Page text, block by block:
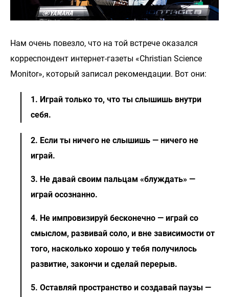
Нам очень повезло, что на той встрече оказался
корреспондент интернет-газеты «Christian Science
Monitor», который записал рекомендации. Вот они:
1. Играй только то, что ты слышишь внутри
себя.
2. Если ты ничего не слышишь — ничего не
играй.
3. Не давай своим пальцам «блуждать» —
играй осознанно.
4. Не импровизируй бесконечно — играй со
смыслом, развивай соло, и вне зависимости от
того, насколько хорошо у тебя получилось
развитие, закончи и сделай перерыв.
5. Оставляй пространство и создавай паузы —